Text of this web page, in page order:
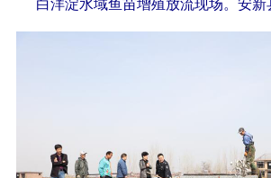
白洋淀水域鱼苗增殖放流现场。安新